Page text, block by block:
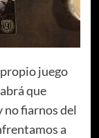
juego
que
fiarnos del
a